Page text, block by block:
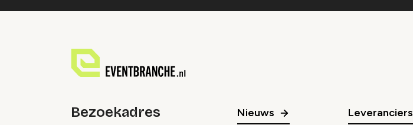
Bezoekadres Nieuws Leveranciers